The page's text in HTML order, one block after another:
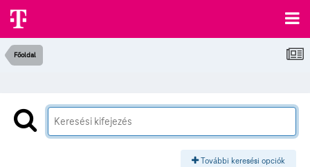
Főoldal
További keresési opciók